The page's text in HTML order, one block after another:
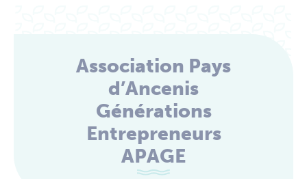
Association Pays
d’Ancenis
Générations
Entrepreneurs
APAGE